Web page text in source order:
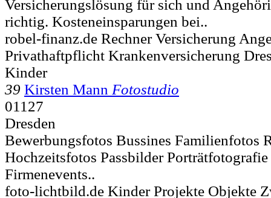
Versicherungslösung für sich und
richtig. Kosteneinsparungen bei..
robel-finanz.de Rechner Versicherung
Privathaftpflicht Krankenversicherung
Kinder
39 Kirsten Mann Fotostudio
01127
Dresden
Bewerbungsfotos Bussines Familienfotos
Hochzeitsfotos Passbilder
Firmenevents..
foto-lichtbild.de Kinder Projekte Objekte